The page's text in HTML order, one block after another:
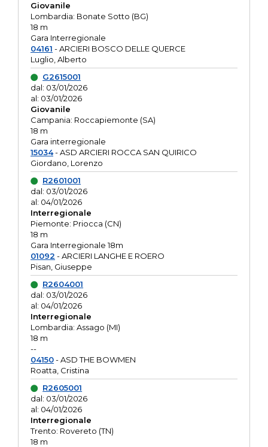
Giovanile
Lombardia: Bonate Sotto (BG)
18 m
Gara Interregionale
04161 - ARCIERI BOSCO DELLE QUERCE
Luglio, Alberto
G2615001
dal: 03/01/2026
al: 03/01/2026
Giovanile
Campania: Roccapiemonte (SA)
18 m
Gara interregionale
15034- ASD ARCIERI ROCCA SAN QUIRICO
Giordano, Lorenzo
R2601001
dal: 03/01/2026
al: 04/01/2026
Interregionale
Piemonte: Priocca (CN)
18 m
Gara Interregionale 18m
01092 - ARCIERI LANGHE E ROERO
Pisan, Giuseppe
R2604001
dal: 03/01/2026
al: 04/01/2026
Interregionale
Lombardia: Assago (MI)
18 m
--
04150- ASD THE BOWMEN
Roatta, Cristina
R2605001
dal: 03/01/2026
al: 04/01/2026
Interregionale
Trento: Rovereto (TN)
18 m